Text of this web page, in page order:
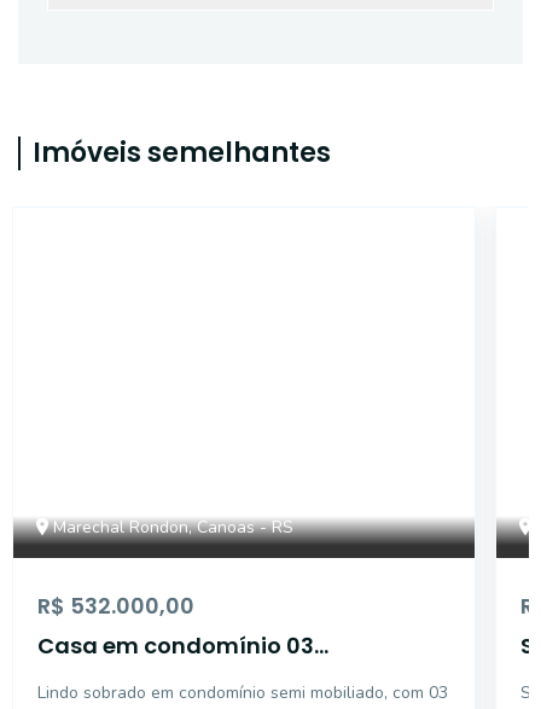
Imóveis semelhantes
Marechal Rondon, Canoas - RS
R$ 532.000,00
Casa em condomínio 03
Lindo sobrado em condomínio semi mobiliado, com 03